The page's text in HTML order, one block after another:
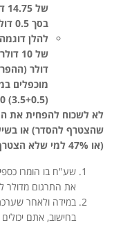
בסך 0.5 דולר (מוכפל בכמות האופציות)
להלן
מוכפלים
(3.5+0.5) X 100 = 400
שהצטרף להסדר) או
(או 47% למי שלא הצטרף להסדר ולא מסר אישור ניכוי מס).
את התרגום מדולר
במידה ולאחר
בחישוב, אתם יכולים